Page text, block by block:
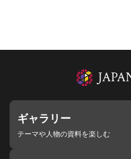
ギャラリー
テーマや人物の資料を楽しむ